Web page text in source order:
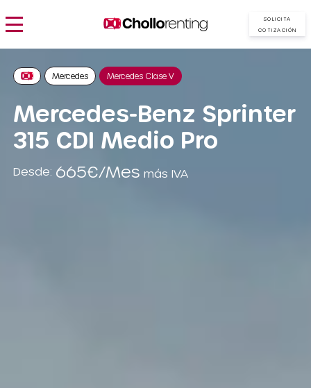
SOLICITA
COTIZACIÓN
Mercedes Mercedes Clase V
Mercedes-Benz Sprinter
315 CDI Medio Pro
Desde: 665€/Mes más IVA